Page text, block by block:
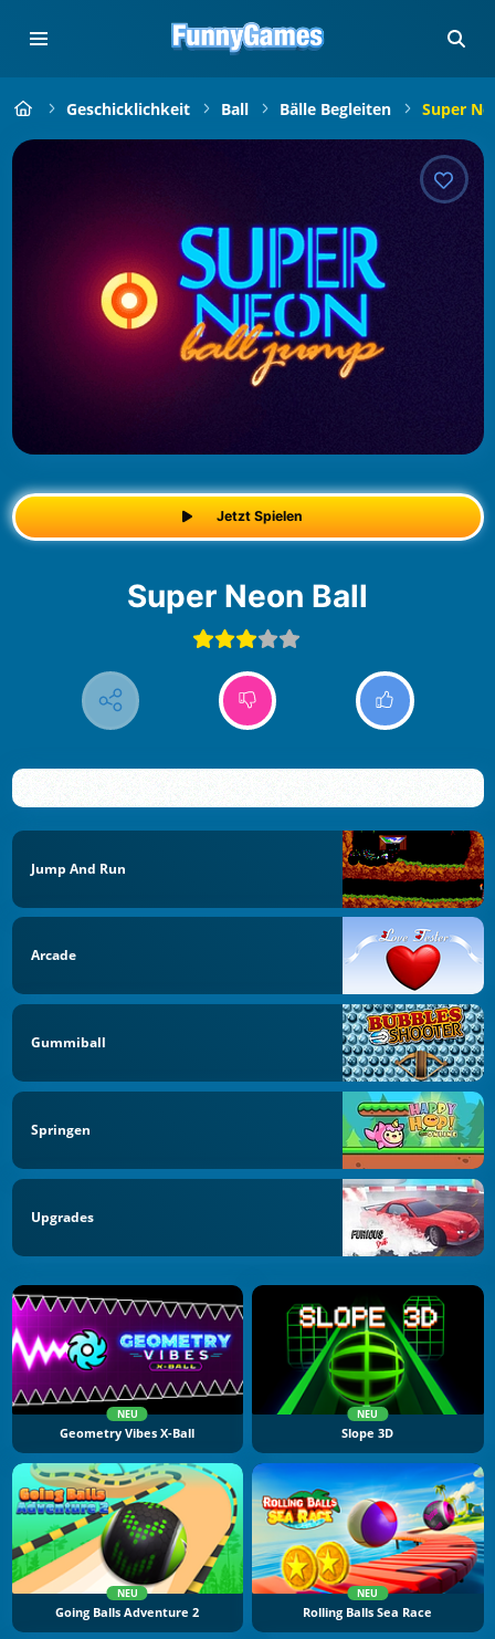
Geschicklichkeit Ball Bälle Begleiten Super
Jetzt Spielen
Super Neon Ball
Jump And Run
Arcade
Gummiball
Springen
Upgrades
NEU
Geometry Vibes X-Ball
NEU
Slope 3D
NEU
Going Balls Adventure 2
NEU
Rolling Balls Sea Race